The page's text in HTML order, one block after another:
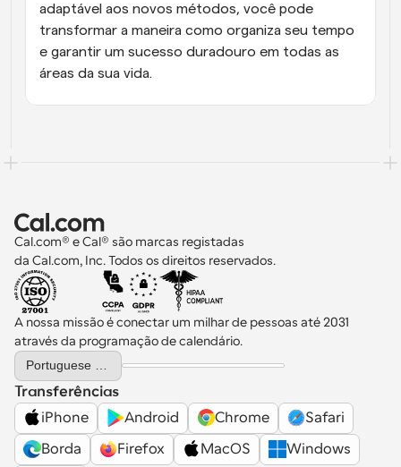
adaptável aos novos métodos, você pode
transformar a maneira como organiza seu tempo
e garantir um sucesso duradouro em todas as
áreas da sua vida.
Cal.com® e Cal® são marcas registadas
da Cal.com, Inc. Todos os direitos reservados.
A nossa missão é conectar um milhar de pessoas até 2031
através da programação de calendário.
Select Language
Portuguese (Portugal)
Transferências
iPhone
Android Chrome
Safari
Borda
Firefox MacOS
Windows